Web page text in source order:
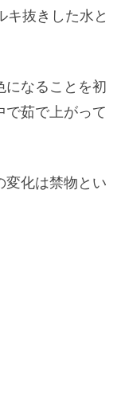
キ抜きした水と
になることを初
で茹で上がって
変化は禁物とい